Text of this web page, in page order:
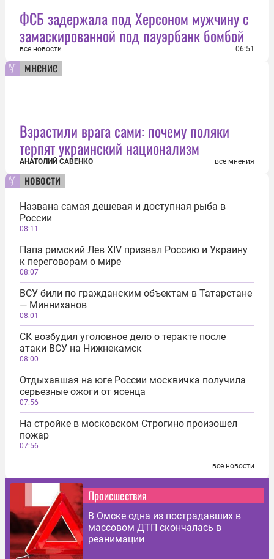
ФСБ задержала под Херсоном мужчину с
замаскированной под пауэрбанк бомбой
все новости 06:51
мнение
Взрастили врага сами: почему поляки
терпят украинский национализм
АНАТОЛИЙ САВЕНКО все мнения
новости
Названа самая дешевая и доступная рыба в
России
08:11
Папа римский Лев XIV призвал Россию и Украину
к переговорам о мире
08:07
ВСУ били по гражданским объектам в Татарстане
― Минниханов
08:01
СК возбудил уголовное дело о теракте после
атаки ВСУ на Нижнекамск
08:00
Отдыхавшая на юге России москвичка получила
серьезные ожоги от ясенца
07:56
На стройке в московском Строгино произошел
пожар
07:56
все новости
Происшествия
В Омске одна из пострадавших в
массовом ДТП скончалась в
реанимации